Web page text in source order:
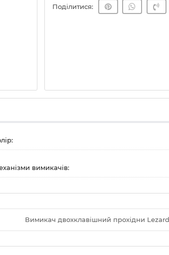
Поділитися:
вимикачів:
Вимикач двохклавішний прохідни